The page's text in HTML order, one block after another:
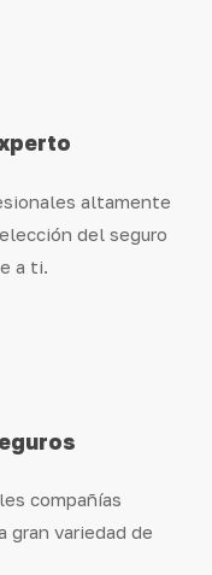
altamente
del seguro
a ti.
compañías
gran variedad de